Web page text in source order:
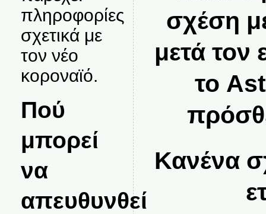
πληροφορίες
σχετικά με
τον νέο
κοροναϊό.
Πού
μπορεί
να
απευθυνθεί
σχέση
μετά τον
το
Κανένα